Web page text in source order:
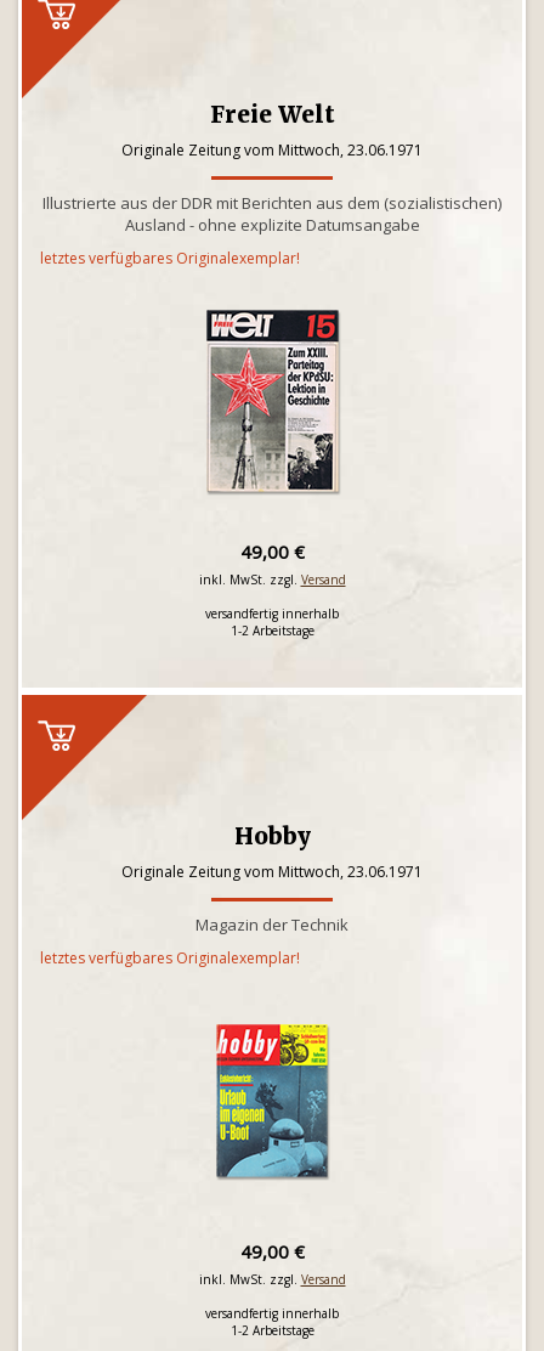
Freie Welt
Originale Zeitung vom Mittwoch, 23.06.1971
Illustrierte aus der DDR mit Berichten aus dem (sozialistischen)
Ausland - ohne explizite Datumsangabe
letztes verfügbares Originalexemplar!
49,00 €
inkl. MwSt. zzgl. Versand
versandfertig innerhalb
1-2 Arbeitstage
Hobby
Originale Zeitung vom Mittwoch, 23.06.1971
Magazin der Technik
letztes verfügbares Originalexemplar!
49,00 €
inkl. MwSt. zzgl. Versand
versandfertig innerhalb
1-2 Arbeitstage